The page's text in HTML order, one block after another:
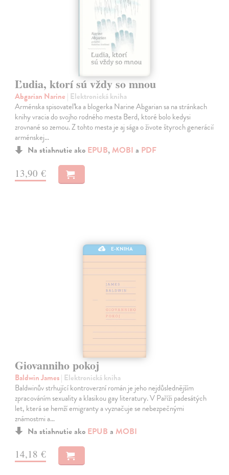
Ľudia, ktorí sú vždy so mnou
Abgarian Narine | Elektronická kniha
Arménska spisovateľka a blogerka Narine Abgarian sa na stránkach
knihy vracia do svojho rodného mesta Berd, ktoré bolo kedysi
zrovnané so zemou. Z tohto mesta je aj sága o živote štyroch generácií
arménskej…
Na stiahnutie ako EPUB, MOBI a PDF
13,90 €
E-KNIHA
Giovanniho pokoj
Baldwin James| Elektronická kniha
Baldwinův strhující kontroverzní román je jeho nejdůslednějším
zpracováním sexuality a klasikou gay literatury. V Paříži padesátých
let, která se hemží emigranty a vyznačuje se nebezpečnými
známostmi a…
Na stiahnutie ako EPUB a MOBI
14,18 €